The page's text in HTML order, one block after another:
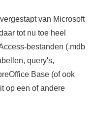
van Microsoft
tot nu toe heel
bestanden (.mdb
query's,
Base (of ook
op een of andere